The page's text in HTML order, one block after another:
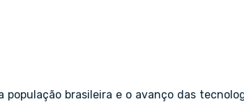
população brasileira e o avanço das